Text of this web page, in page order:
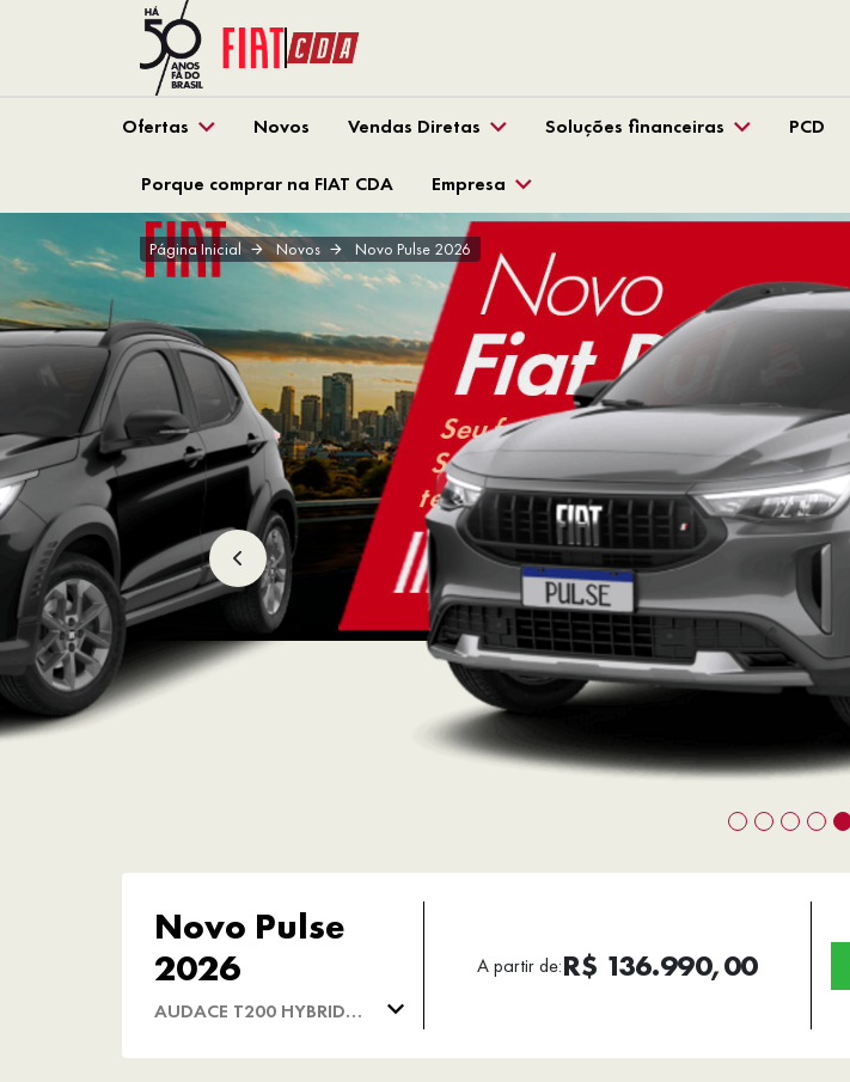
Ofertas Novos Vendas Diretas Soluções financeiras PCD
Porque comprar na FIAT CDA Empresa
Página Inicial Novos Novo Pulse 2026
Novo Pulse
2026
AUDACE T200 HYBRID
A partir de:R$ 136.990,00